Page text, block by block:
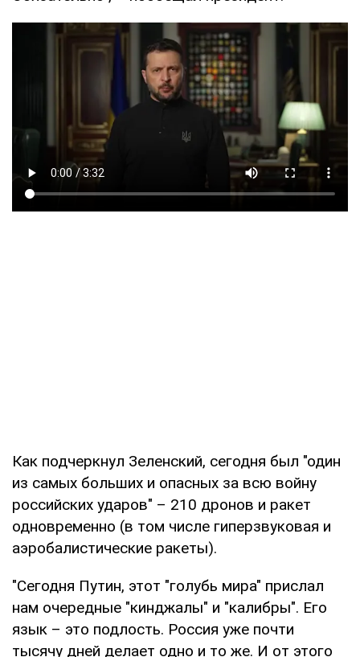
Как подчеркнул Зеленский, сегодня был "один
из самых больших и опасных за всю войну
российских ударов" – 210 дронов и ракет
одновременно (в том числе гиперзвуковая и
аэробалистические ракеты).
"Сегодня Путин, этот "голубь мира" прислал
нам очередные "кинджалы" и "калибры". Его
язык – это подлость. Россия уже почти
тысячу дней делает одно и то же. И от этого